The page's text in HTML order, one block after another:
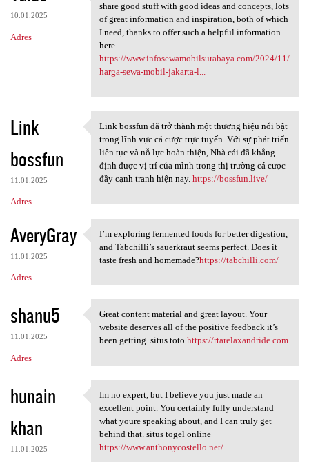
10.01.2025
Adres
share good stuff with good ideas and concepts, lots
of great information and inspiration, both of which
I need, thanks to offer such a helpful information
here.
https://www.infosewamobilsurabaya.com/2024/11/
harga-sewa-mobil-jakarta-l...
Link
bossfun
11.01.2025
Adres
Link bossfun đã trở thành một
Link bossfun đã trở thành một thương hiệu nổi bật
trong lĩnh vực cá cược trực tuyến. Với sự phát triển
liên tục và nỗ lực hoàn thiện, Nhà cái đã khẳng
định được vị trí của mình trong thị trường cá cược
đầy cạnh tranh hiện nay. https://bossfun.live/
AveryGray
11.01.2025
Adres
I’m exploring fermented foods
I’m exploring fermented foods for better digestion,
and Tabchilli’s sauerkraut seems perfect. Does it
taste fresh and homemade?https://tabchilli.com/
shanu5
11.01.2025
Adres
Great content material and
Great content material and great layout. Your
website deserves all of the positive feedback it’s
been getting. situs toto https://rtarelaxandride.com
hunain
khan
11.01.2025
Im no expert, but I believe
Im no expert, but I believe you just made an
excellent point. You certainly fully understand
what youre speaking about, and I can truly get
behind that. situs togel online
https://www.anthonycostello.net/